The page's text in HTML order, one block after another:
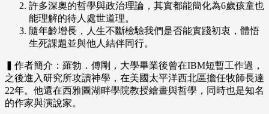
許多深奧的哲學與政治理論，其實都能簡化為6歲孩童也
能理解的待人處世道理。
隨年齡增長，人生不斷檢驗我們是否能實踐初衷，體悟
生死課題並與他人結伴同行。
▍作者簡介：羅勃．傅剛，大學畢業後曾在IBM短暫工作過，
之後進入研究所攻讀神學，在美國太平洋西北區擔任牧師長達
22年。他還在西雅圖湖畔學院教授繪畫與哲學，同時也是知名
的作家與演說家。